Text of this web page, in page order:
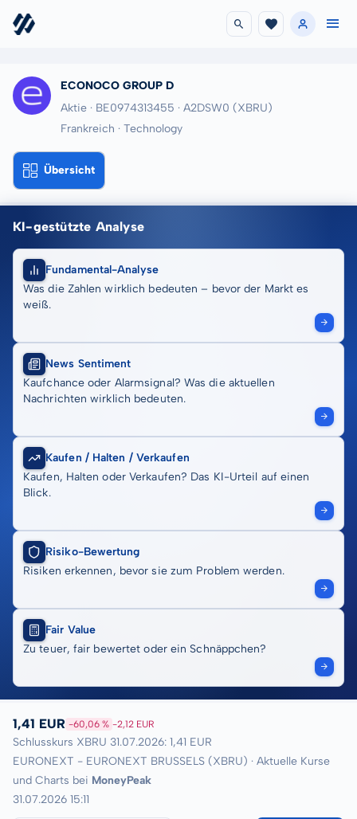
ECONOCO GROUP D
Aktie · BE0974313455 · A2DSW0 (XBRU)
Frankreich · Technology
Übersicht
KI-gestützte Analyse
Fundamental-Analyse
Was die Zahlen wirklich bedeuten – bevor der Markt es
weiß.
News Sentiment
Kaufchance oder Alarmsignal? Was die aktuellen
Nachrichten wirklich bedeuten.
Kaufen / Halten / Verkaufen
Kaufen, Halten oder Verkaufen? Das KI-Urteil auf einen
Blick.
Risiko-Bewertung
Risiken erkennen, bevor sie zum Problem werden.
Fair Value
Zu teuer, fair bewertet oder ein Schnäppchen?
1,41 EUR -60,06 % -2,12 EUR
Schlusskurs XBRU 31.07.2026: 1,41 EUR
EURONEXT - EURONEXT BRUSSELS (XBRU) · Aktuelle Kurse
und Charts bei MoneyPeak
31.07.2026 15:11